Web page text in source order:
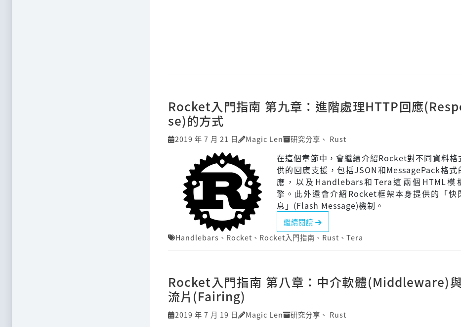
Rocket入門指南 第九章：進階處理HTTP回應
se)的方式
2019 年 7 月 21 日 Magic Len 研究分享 、 Rust
在這個章節中，會繼續介紹Rocket對不同資料格
供的回應支援，包括JSON和MessagePack格式
應，以及Handlebars和Tera這兩個HTML模
擎。此外還會介紹Rocket框架本身提供的「快
息」(Flash Message)機制。
繼續閱讀
Handlebars 、 Rocket 、 Rocket入門指南 、 Rust 、 Tera
Rocket入門指南 第八章：中介軟體(Middleware)
流片(Fairing)
2019 年 7 月 19 日 Magic Len 研究分享 、 Rust